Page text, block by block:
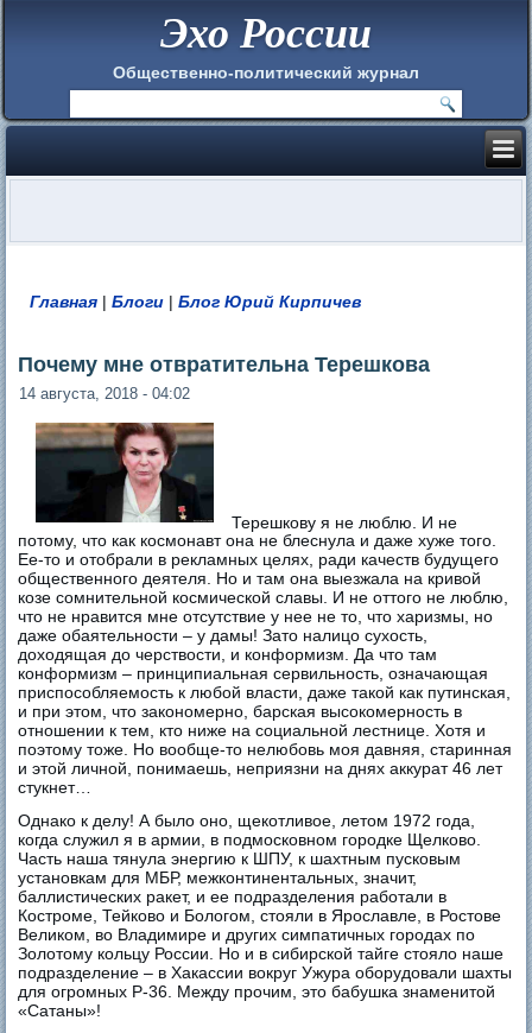
Эхо России
Общественно-политический журнал
Вы здесь
Главная |Блоги |Блог Юрий Кирпичев
Почему мне отвратительна Терешкова
14 августа, 2018 - 04:02
Терешкову я не люблю. И не
потому, что как космонавт она не блеснула и даже хуже того.
Ее-то и отобрали в рекламных целях, ради качеств будущего
общественного деятеля. Но и там она выезжала на кривой
козе сомнительной космической славы. И не оттого не люблю,
что не нравится мне отсутствие у нее не то, что харизмы, но
даже обаятельности – у дамы! Зато налицо сухость,
доходящая до черствости, и конформизм. Да что там
конформизм – принципиальная сервильность, означающая
приспособляемость к любой власти, даже такой как путинская,
и при этом, что закономерно, барская высокомерность в
отношении к тем, кто ниже на социальной лестнице. Хотя и
поэтому тоже. Но вообще-то нелюбовь моя давняя, старинная
и этой личной, понимаешь, неприязни на днях аккурат 46 лет
стукнет…
Однако к делу! А было оно, щекотливое, летом 1972 года,
когда служил я в армии, в подмосковном городке Щелково.
Часть наша тянула энергию к ШПУ, к шахтным пусковым
установкам для МБР, межконтинентальных, значит,
баллистических ракет, и ее подразделения работали в
Костроме, Тейково и Бологом, стояли в Ярославле, в Ростове
Великом, во Владимире и других симпатичных городах по
Золотому кольцу России. Но и в сибирской тайге стояло наше
подразделение – в Хакассии вокруг Ужура оборудовали шахты
для огромных Р-36. Между прочим, это бабушка знаменитой
«Сатаны»!